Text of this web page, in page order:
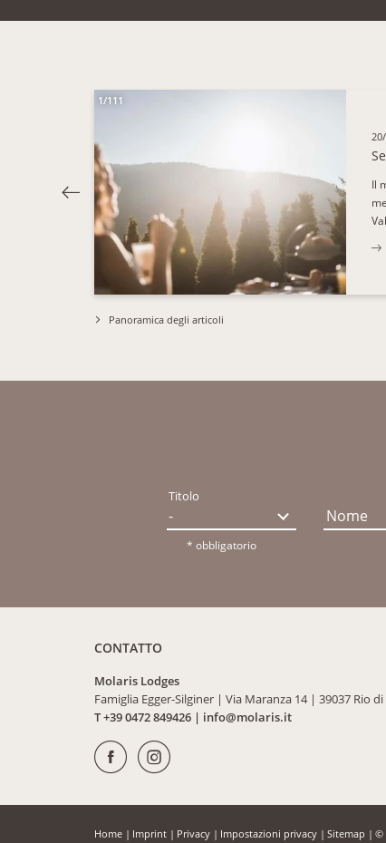
1/111
Il
Panoramica degli articoli
Titolo
Nome
* obbligatorio
CONTATTO
Molaris Lodges
Famiglia Egger-Silginer | Via Maranza 14 | 39037 Rio
T +39 0472 849426 | info@molaris.it
Home | Imprint | Privacy | Impostazioni privacy | Sitemap | ©